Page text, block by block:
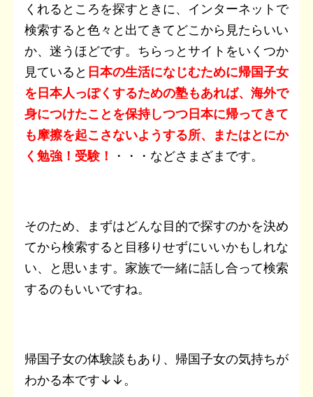
くれるところを探すときに、インターネットで
検索すると色々と出てきてどこから見たらいい
か、迷うほどです。ちらっとサイトをいくつか
見ていると 日本の生活になじむために帰国子女
を日本人っぽくするための塾もあれば、海外で
身につけたことを保持しつつ日本に帰ってきて
も摩擦を起こさないようする所、またはとにか
く勉強！受験！
・・・などさまざまです。
そのため、まずはどんな目的で探すのかを決め
てから検索すると目移りせずにいいかもしれな
い、と思います。家族で一緒に話し合って検索
するのもいいですね。
帰国子女の体験談もあり、帰国子女の気持ちが
わかる本です↓↓。